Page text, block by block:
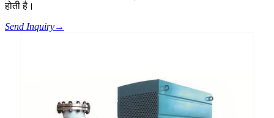
होती है।
Send Inquiry→